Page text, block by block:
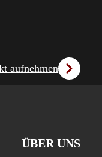
aufnehmen
ÜBER UNS